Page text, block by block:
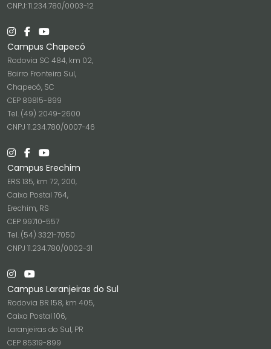
CNPJ: 11.234.780/0003-12
Campus Chapecó
Rodovia SC 484, km 02,
Bairro Fronteira Sul,
Chapecó, SC
CEP 89815-899
Tel. (49) 2049-2600
CNPJ 11.234.780/0007-46
Campus Erechim
ERS 135, km 72, 200,
Caixa Postal 764,
Erechim, RS
CEP 99710-557
Tel. (54) 3321-7050
CNPJ 11.234.780/0002-31
Campus Laranjeiras do Sul
Rodovia BR 158, km 405,
Caixa Postal 106,
Laranjeiras do Sul, PR
CEP 85319-899